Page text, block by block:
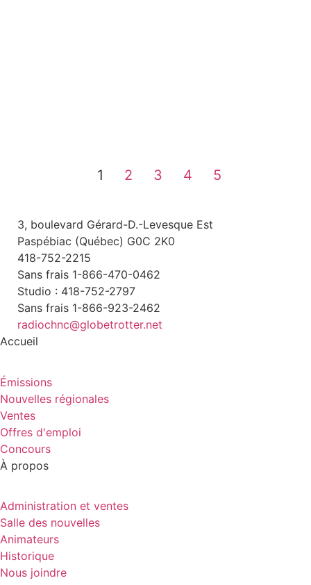
1 2 3 4 5
3, boulevard Gérard-D.-Levesque Est
Paspébiac (Québec) G0C 2K0
418-752-2215
Sans frais 1-866-470-0462
Studio : 418-752-2797
Sans frais 1-866-923-2462
radiochnc@globetrotter.net
Accueil
Émissions
Nouvelles régionales
Ventes
Offres d'emploi
Concours
À propos
Administration et ventes
Salle des nouvelles
Animateurs
Historique
Nous joindre